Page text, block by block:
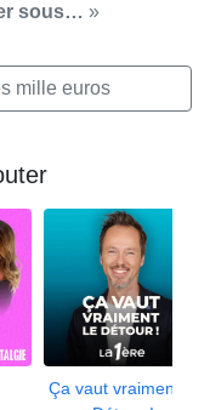
sous… »
mille euros
Ça vaut vraiment le